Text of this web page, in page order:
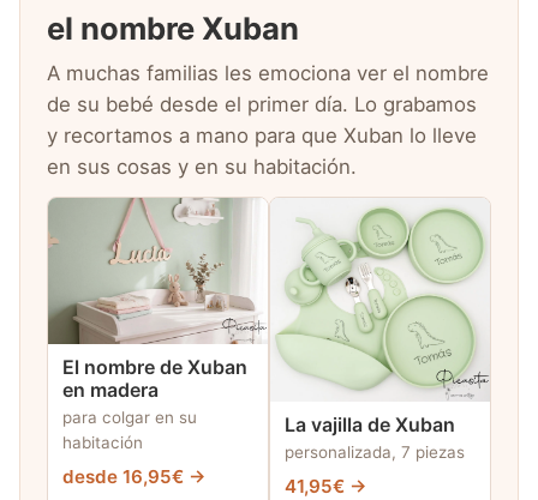
el nombre Xuban
A muchas familias les emociona ver el nombre
de su bebé desde el primer día. Lo grabamos
y recortamos a mano para que Xuban lo lleve
en sus cosas y en su habitación.
El nombre de Xuban
en madera
para colgar en su
habitación
desde 16,95€ →
La vajilla de Xuban
personalizada, 7 piezas
41,95€ →